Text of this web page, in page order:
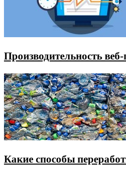
Производительность
Какие способы